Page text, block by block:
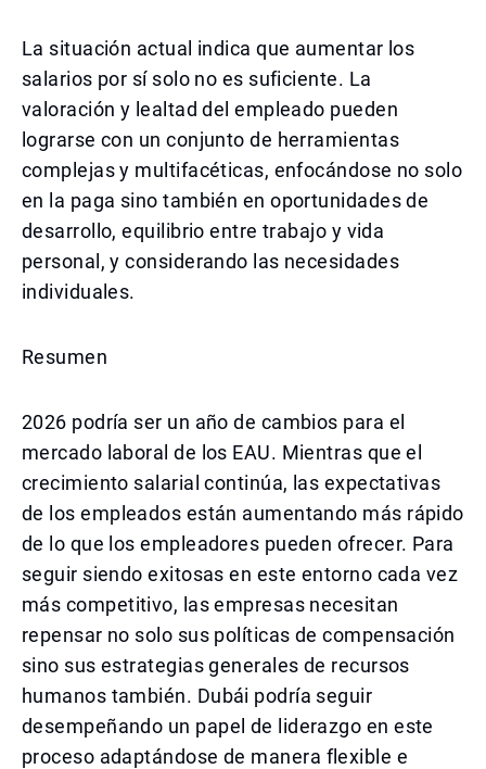
La situación actual indica que aumentar los
salarios por sí solo no es suficiente. La
valoración y lealtad del empleado pueden
lograrse con un conjunto de herramientas
complejas y multifacéticas, enfocándose no solo
en la paga sino también en oportunidades de
desarrollo, equilibrio entre trabajo y vida
personal, y considerando las necesidades
individuales.
Resumen
2026 podría ser un año de cambios para el
mercado laboral de los EAU. Mientras que el
crecimiento salarial continúa, las expectativas
de los empleados están aumentando más rápido
de lo que los empleadores pueden ofrecer. Para
seguir siendo exitosas en este entorno cada vez
más competitivo, las empresas necesitan
repensar no solo sus políticas de compensación
sino sus estrategias generales de recursos
humanos también. Dubái podría seguir
desempeñando un papel de liderazgo en este
proceso adaptándose de manera flexible e